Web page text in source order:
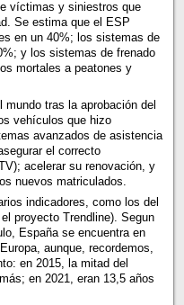
víctimas y siniestros que
Se estima que el ESP
en un 40%; los sistemas de
y los sistemas de frenado
mortales a peatones y
tras la aprobación del
vehículos que hizo
avanzados de asistencia
el correcto
acelerar su renovación, y
nuevos matriculados.
indicadores, como los del
proyecto Trendline). Segun
España se encuentra en
aunque, recordemos,
en 2015, la mitad del
en 2021, eran 13,5 años